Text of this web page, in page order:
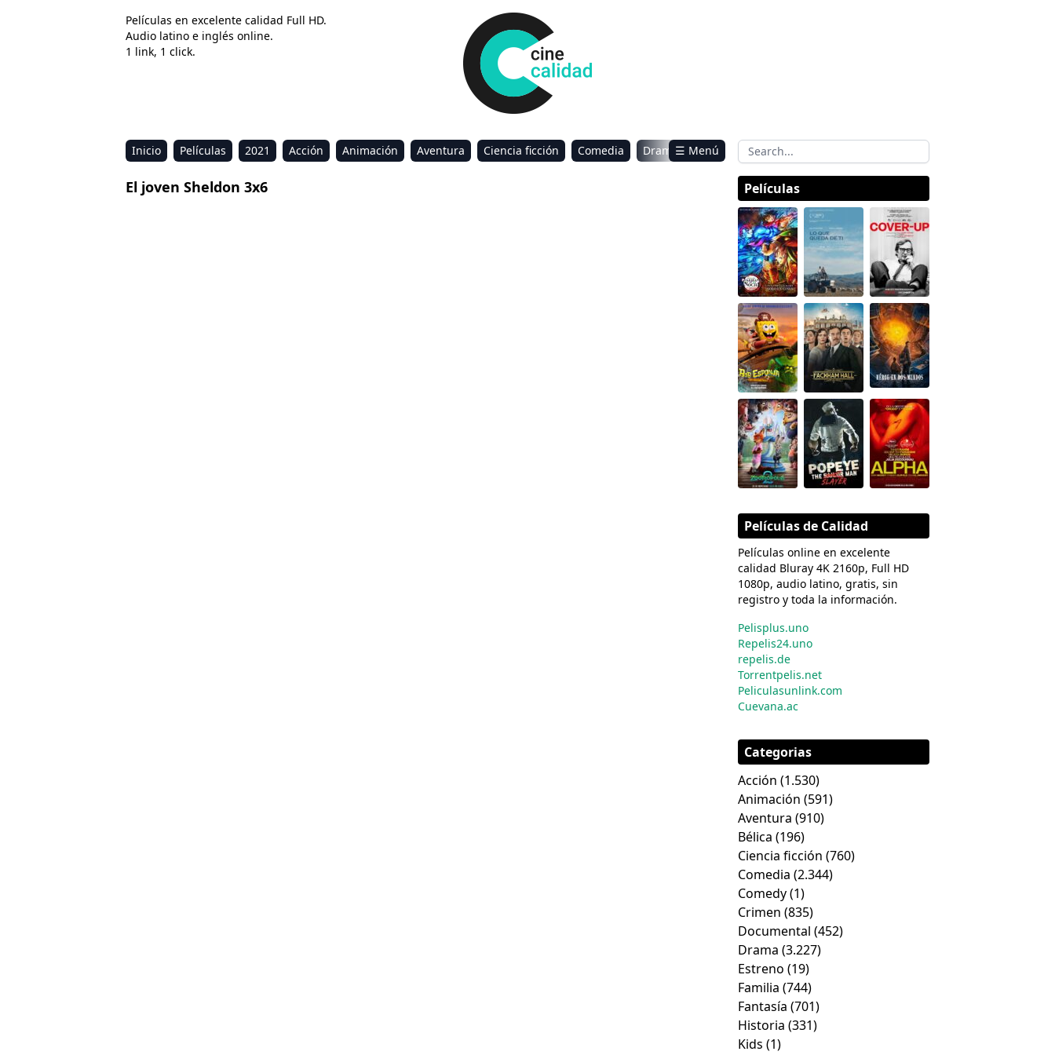
Películas en excelente calidad Full HD.
Audio latino e inglés online.
1 link, 1 click.
Inicio Películas 2021 Acción Animación Aventura Ciencia ficción Comedia
Drama
Estreno
Kids Música
☰ Menú
El joven Sheldon 3x6 Películas
Películas de Calidad
Películas online en excelente
calidad Bluray 4K 2160p, Full HD
1080p, audio latino, gratis, sin
registro y toda la información.
Pelisplus.uno
Repelis24.uno
repelis.de
Torrentpelis.net
Peliculasunlink.com
Cuevana.ac
Categorias
Acción (1.530)
Animación (591)
Aventura (910)
Bélica (196)
Ciencia ficción (760)
Comedia (2.344)
Comedy(1)
Crimen (835)
Documental (452)
Drama (3.227)
Estreno (19)
Familia (744)
Fantasía (701)
Historia (331)
Kids (1)